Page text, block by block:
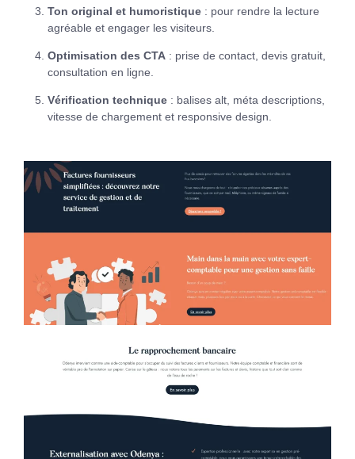
Ton original et humoristique : pour rendre la lecture
agréable et engager les visiteurs.
Optimisation des CTA : prise de contact, devis gratuit,
consultation en ligne.
Vérification technique : balises alt, méta descriptions,
vitesse de chargement et responsive design.